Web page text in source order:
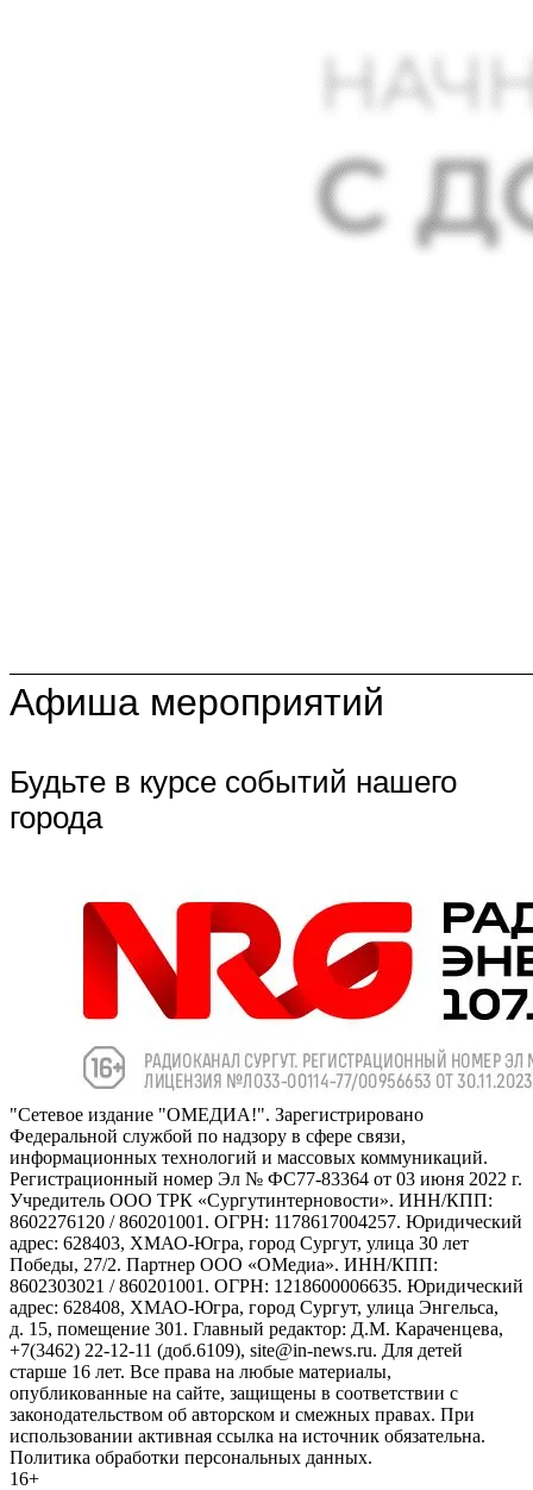
Афиша мероприятий
Будьте в курсе событий нашего
города
"Сетевое издание "ОМЕДИА!". Зарегистрировано
Федеральной службой по надзору в сфере связи,
информационных технологий и массовых коммуникаций.
Регистрационный номер Эл № ФС77-83364 от 03 июня 2022 г.
Учредитель ООО ТРК «Сургутинтерновости». ИНН/КПП:
8602276120 / 860201001. ОГРН: 1178617004257. Юридический
адрес: 628403, ХМАО-Югра, город Сургут, улица 30 лет
Победы, 27/2. Партнер ООО «ОМедиа». ИНН/КПП:
8602303021 / 860201001. ОГРН: 1218600006635. Юридический
адрес: 628408, ХМАО-Югра, город Сургут, улица Энгельса,
д. 15, помещение 301. Главный редактор: Д.М. Караченцева,
+7(3462) 22-12-11 (доб.6109), site@in-news.ru. Для детей
старше 16 лет. Все права на любые материалы,
опубликованные на сайте, защищены в соответствии с
законодательством об авторском и смежных правах. При
использовании активная ссылка на источник обязательна.
Политика обработки персональных данных.
16+